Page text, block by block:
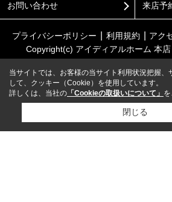
お問い合わせ 来店予
プライバシーポリシー 利用規約 アク
Copyright(c) アイディアルホーム 本
当サイトでは、お客様の当サイト利用状況把握、
して、クッキー（Cookie）を使用しています。
詳しくは、当社の 「Cookieの取扱いについて」
閉じる